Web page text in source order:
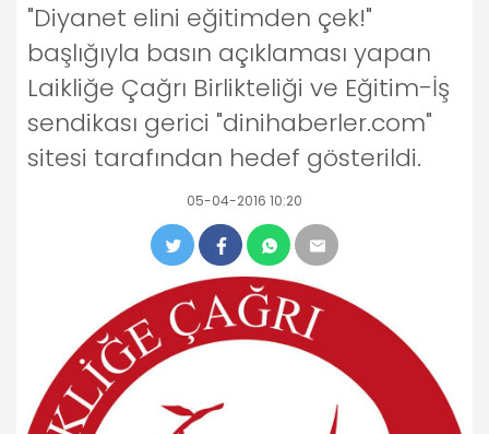
"Diyanet elini eğitimden çek!"
başlığıyla basın açıklaması yapan
Laikliğe Çağrı Birlikteliği ve Eğitim-İş
sendikası gerici "dinihaberler.com"
sitesi tarafından hedef gösterildi.
05-04-2016 10:20